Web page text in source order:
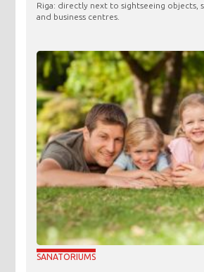
Riga: directly next to sightseeing objects,
and business centres.
SANATORIUMS